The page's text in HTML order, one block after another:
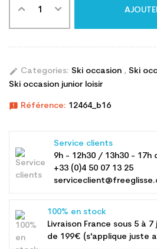
edit Categories: Ski occasion , Ski
Ski occasion junior loisir
announcement Référence: 12464_b16
Service clients
9h - 12h30 / 13h30 - 17h
+33 (0)4 50 07 13 25
100% en stock
Livraison France sous 5 à
de 199€ (s'applique juste